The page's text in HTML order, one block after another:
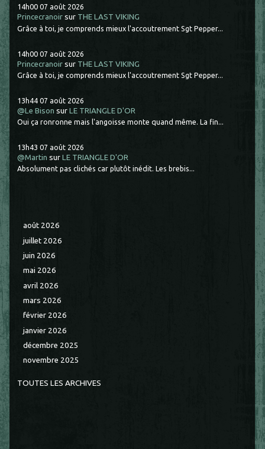
14h00 07 août 2026
Princecranoir sur THE LAST VIKING
Grâce à toi, je comprends mieux l'accoutrement Sgt Pepper...
14h00 07 août 2026
Princecranoir sur THE LAST VIKING
Grâce à toi, je comprends mieux l'accoutrement Sgt Pepper...
13h44 07 août 2026
@Le Bison surLE TRIANGLE D'OR
Oui ça ronronne mais l'angoisse monte quand même. La fin...
13h43 07 août 2026
@Martin surLE TRIANGLE D'OR
Absolument pas clichés car plutôt inédit. Les brebis...
août 2026
juillet 2026
juin 2026
mai 2026
avril 2026
mars 2026
février 2026
janvier 2026
décembre 2025
novembre 2025
TOUTES LES ARCHIVES